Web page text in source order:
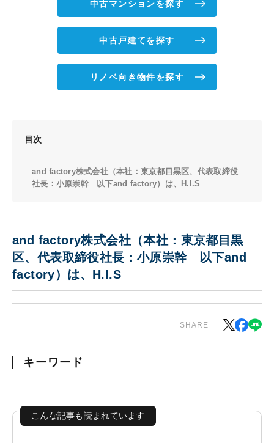
中古マンションを探す
中古戸建てを探す
リノベ向き物件を探す
目次
and factory株式会社（本社：東京都目黒区、代表取締役
社長：小原崇幹 以下and factory）は、H.I.S
and factory株式会社（本社：東京都目黒
区、代表取締役社長：小原崇幹 以下and
factory）は、H.I.S
SHARE
キーワード
こんな記事も読まれています